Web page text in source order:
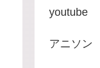
youtube
アニソン